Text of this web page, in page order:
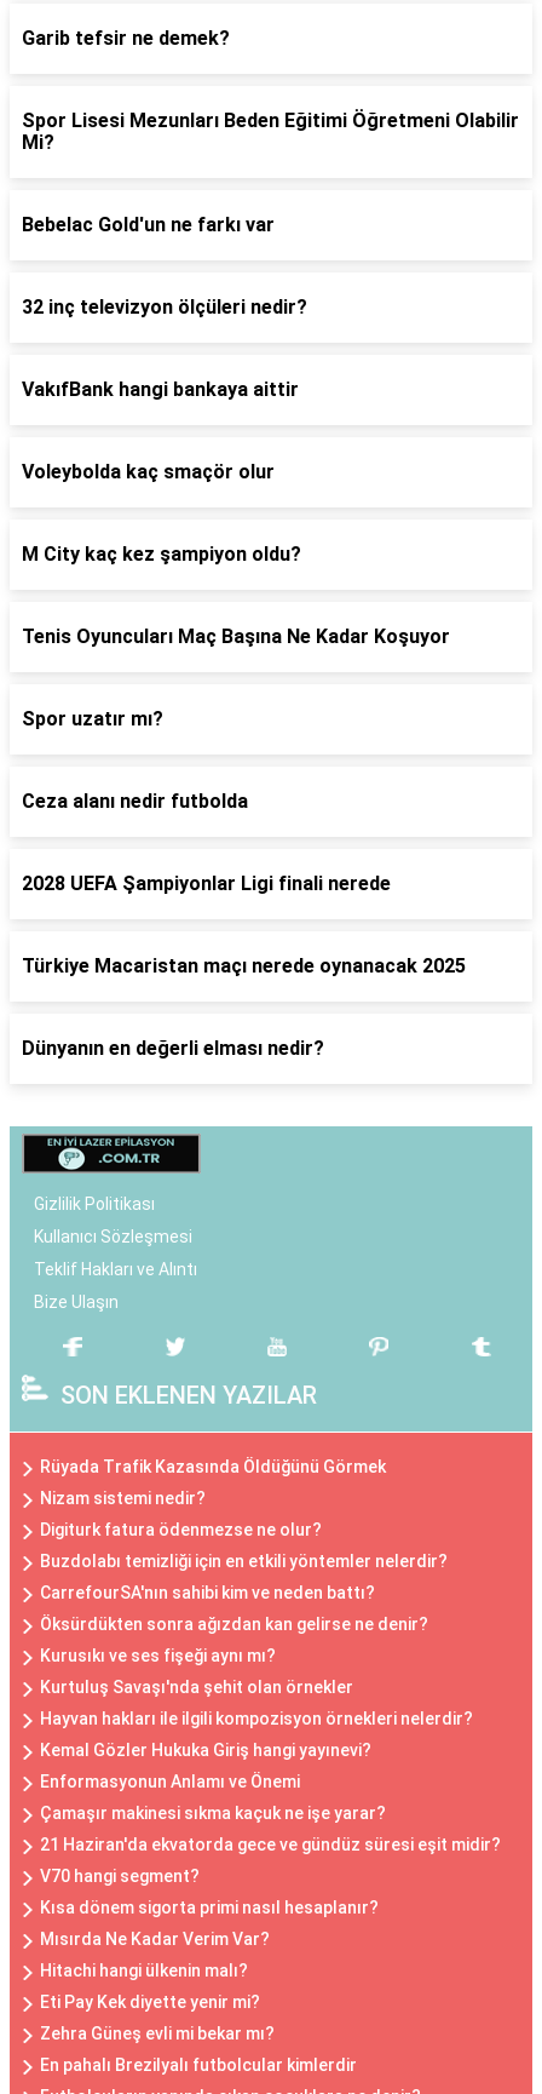
Garib tefsir ne demek?
Spor Lisesi Mezunları Beden Eğitimi Öğretmeni Olabilir
Mi?
Bebelac Gold'un ne farkı var
32 inç televizyon ölçüleri nedir?
VakıfBank hangi bankaya aittir
Voleybolda kaç smaçör olur
M City kaç kez şampiyon oldu?
Tenis Oyuncuları Maç Başına Ne Kadar Koşuyor
Spor uzatır mı?
Ceza alanı nedir futbolda
2028 UEFA Şampiyonlar Ligi finali nerede
Türkiye Macaristan maçı nerede oynanacak 2025
Dünyanın en değerli elması nedir?
Gizlilik Politikası
Kullanıcı Sözleşmesi
Teklif Hakları ve Alıntı
Bize Ulaşın
SON EKLENEN YAZILAR
Rüyada Trafik Kazasında Öldüğünü Görmek
Nizam sistemi nedir?
Digiturk fatura ödenmezse ne olur?
Buzdolabı temizliği için en etkili yöntemler nelerdir?
CarrefourSA'nın sahibi kim ve neden battı?
Öksürdükten sonra ağızdan kan gelirse ne denir?
Kurusıkı ve ses fişeği aynı mı?
Kurtuluş Savaşı'nda şehit olan örnekler
Hayvan hakları ile ilgili kompozisyon örnekleri nelerdir?
Kemal Gözler Hukuka Giriş hangi yayınevi?
Enformasyonun Anlamı ve Önemi
Çamaşır makinesi sıkma kaçuk ne işe yarar?
21 Haziran'da ekvatorda gece ve gündüz süresi eşit midir?
V70 hangi segment?
Kısa dönem sigorta primi nasıl hesaplanır?
Mısırda Ne Kadar Verim Var?
Hitachi hangi ülkenin malı?
Eti Pay Kek diyette yenir mi?
Zehra Güneş evli mi bekar mı?
En pahalı Brezilyalı futbolcular kimlerdir